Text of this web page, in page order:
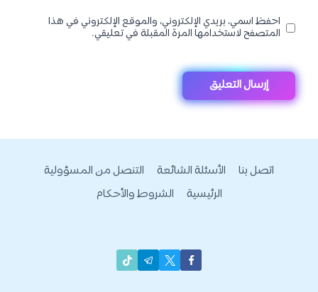
احفظ اسمي، بريدي الإلكتروني، والموقع الإلكتروني في هذا
المتصفح لاستخدامها المرة المقبلة في تعليقي.
اتصل بنا الأسئلة الشائعة
التنصل من المسؤولية
الرئيسية
الشروط والأحكام